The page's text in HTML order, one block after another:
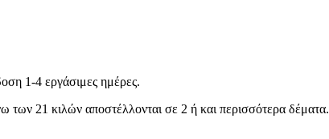
1-4 εργάσιμες ημέρες.
των 21 κιλών αποστέλλονται σε 2 ή και περισσότερα δέματα.